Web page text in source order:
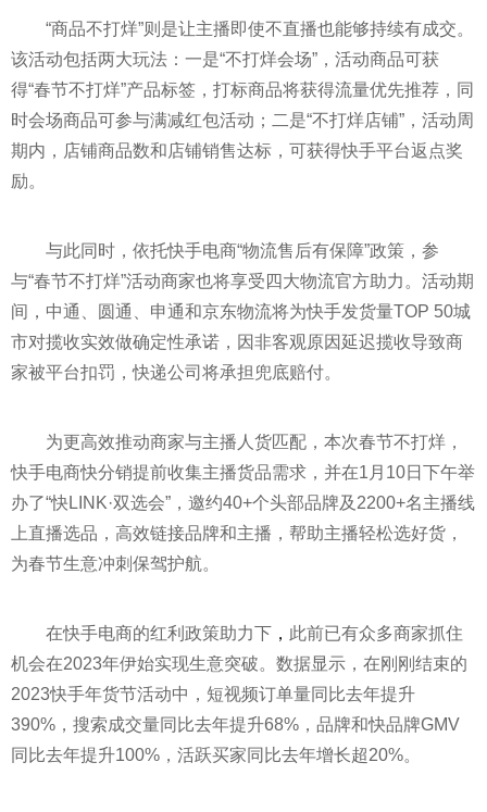
“商品不打烊”则是让主播即使不直播也能够持续有成交。
该活动包括两大玩法：一是“不打烊会场”，活动商品可获
得“春节不打烊”产品标签，打标商品将获得流量优先推荐，同
时会场商品可参与满减红包活动；二是“不打烊店铺”，活动周
期内，店铺商品数和店铺销售达标，可获得快手平台返点奖
励。
与此同时，依托快手电商“物流售后有保障”政策，参
与“春节不打烊”活动商家也将享受四大物流官方助力。活动期
间，中通、圆通、申通和京东物流将为快手发货量TOP 50城
市对揽收实效做确定性承诺，因非客观原因延迟揽收导致商
家被平台扣罚，快递公司将承担兜底赔付。
为更高效推动商家与主播人货匹配，本次春节不打烊，
快手电商快分销提前收集主播货品需求，并在1月10日下午举
办了“快LINK·双选会”，邀约40+个头部品牌及2200+名主播线
上直播选品，高效链接品牌和主播，帮助主播轻松选好货，
为春节生意冲刺保驾护航。
在快手电商的红利政策助力下 ， 此前已有众多商家抓住
机会在2023年伊始实现生意突破。数据显示，在刚刚结束的
2023快手年货节活动中，短视频订单量同比去年提升
390%，搜索成交量同比去年提升68%，品牌和快品牌GMV
同比去年提升100%，活跃买家同比去年增长超20%。